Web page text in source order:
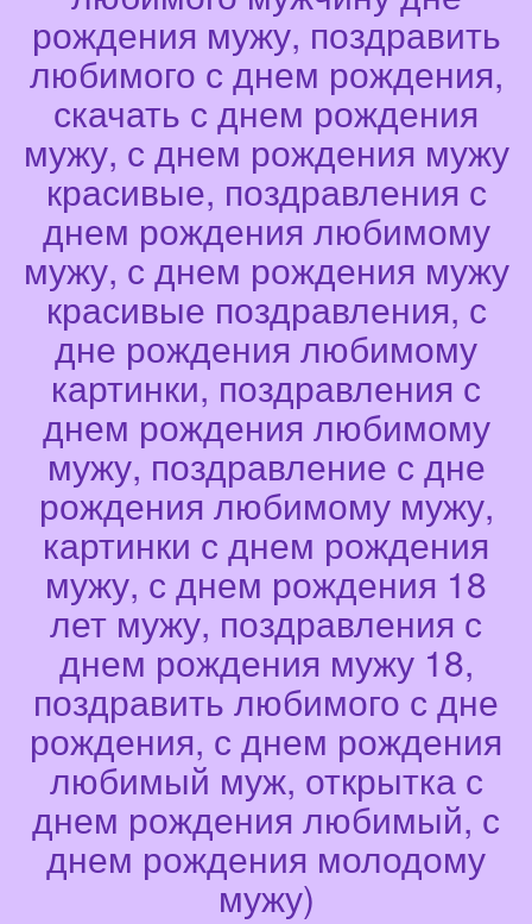
рождения мужу, поздравить
любимого с днем рождения,
скачать с днем рождения
мужу, с днем рождения мужу
красивые, поздравления с
днем рождения любимому
мужу, с днем рождения мужу
красивые поздравления, с
дне рождения любимому
картинки, поздравления с
днем рождения любимому
мужу, поздравление с дне
рождения любимому мужу,
картинки с днем рождения
мужу, с днем рождения 18
лет мужу, поздравления с
днем рождения мужу 18,
поздравить любимого с дне
рождения, с днем рождения
любимый муж, открытка с
днем рождения любимый, с
днем рождения молодому
мужу)